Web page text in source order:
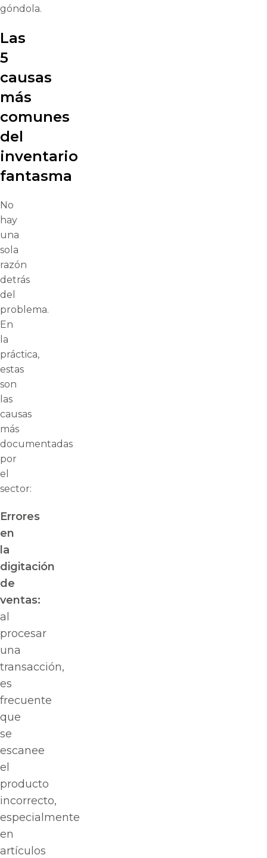
góndola.
Las
5
causas
más
comunes
del
inventario
fantasma
No
hay
una
sola
razón
detrás
del
problema.
En
la
práctica,
estas
son
las
causas
más
documentadas
por
el
sector:
Errores
en
la
digitación
de
ventas:
al
procesar
una
transacción,
es
frecuente
que
se
escanee
el
producto
incorrecto,
especialmente
en
artículos